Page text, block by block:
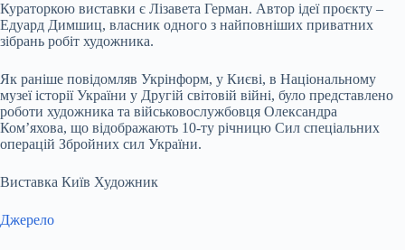
Кураторкою виставки є Лізавета Герман. Автор ідеї проєкту –
Едуард Димшиц, власник одного з найповніших приватних
зібрань робіт художника.
Як раніше повідомляв Укрінформ, у Києві, в Національному
музеї історії України у Другій світовій війні, було представлено
роботи художника та військовослужбовця Олександра
Комʼяхова, що відображають 10-ту річницю Сил спеціальних
операцій Збройних сил України.
Виставка Київ Художник
Джерело